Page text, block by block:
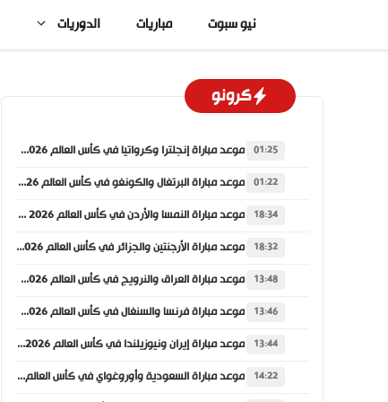
المحتوى
نيو سبوت مباريات الدوريات
كرونو
01:25 موعد مباراة إنجلترا وكرواتيا في كأس العالم 2026 والقنوات الناقلة
01:22 موعد مباراة البرتغال والكونغو في كأس العالم 2026 والقنوات الناقلة
18:34 موعد مباراة النمسا والأردن في كأس العالم 2026 والقنوات الناقلة
18:32 موعد مباراة الأرجنتين والجزائر في كأس العالم 2026 والقنوات الناقلة
13:48 موعد مباراة العراق والنرويج في كأس العالم 2026 والقنوات الناقلة
13:46 موعد مباراة فرنسا والسنغال في كأس العالم 2026 والقنوات الناقلة
13:44 موعد مباراة إيران ونيوزيلندا في كأس العالم 2026 والقنوات الناقلة
14:22 موعد مباراة السعودية وأوروغواي في كأس العالم 2026 والقنوات الناقلة